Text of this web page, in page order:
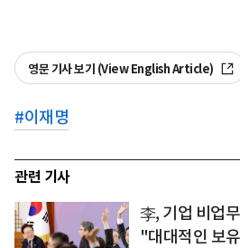
영문 기사 보기 (View English Article)
#이재명
관련 기사
李, 기업 비업
"대대적인 보